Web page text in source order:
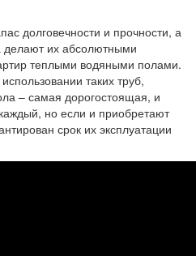
долговечности и прочности, а
делают их абсолютными
теплыми водяными полами.
таких труб,
– самая дорогостоящая, и
но если и приобретают
срок их эксплуатации